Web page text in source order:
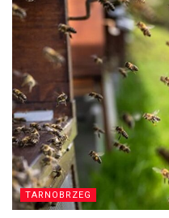
TARNOBRZEG